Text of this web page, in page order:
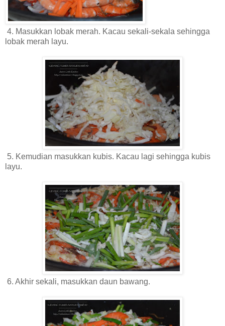
4. Masukkan lobak merah. Kacau sekali-sekala sehingga
lobak merah layu.
5. Kemudian masukkan kubis. Kacau lagi sehingga kubis
layu.
6. Akhir sekali, masukkan daun bawang.